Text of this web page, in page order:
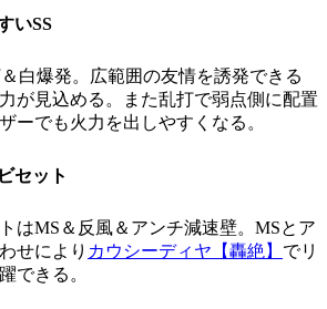
いSS
白爆発。広範囲の友情を誘発できる
が見込める。また乱打で弱点側に配置
ーでも火力を出しやすくなる。
セット
はMS＆反風＆アンチ減速壁。MSとア
せにより カウシーディヤ【轟絶】 でリ
できる。